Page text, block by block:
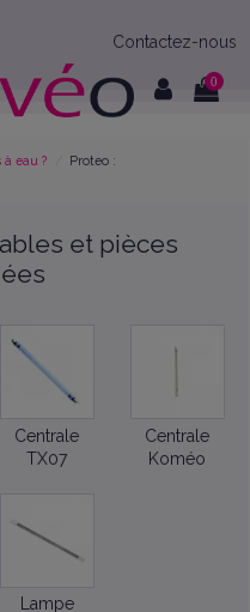
Contactez-nous
0
eau ?
Proteo :
et pièces
Centrale
TX07
Centrale
Koméo
Lampe